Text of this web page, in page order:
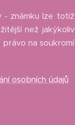
- známku lze totiž
než jakýkoliv
na soukromí
osobních údajů